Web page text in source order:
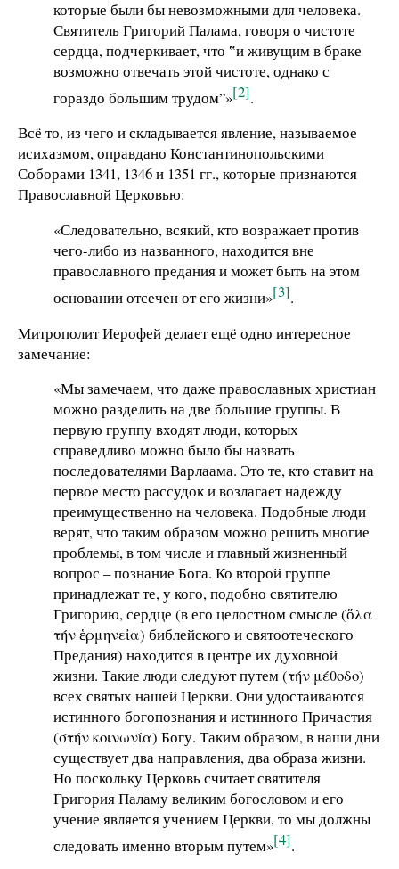
которые были бы невозможными для человека.
Святитель Григорий Палама, говоря о чистоте
сердца, подчеркивает, что ‟и живущим в браке
возможно отвечать этой чистоте, однако с
гораздо большим трудом”»[2].
Всё то, из чего и складывается явление, называемое
исихазмом, оправдано Константинопольскими
Соборами 1341, 1346 и 1351 гг., которые признаются
Православной Церковью:
«Следовательно, всякий, кто возражает против
чего-либо из названного, находится вне
православного предания и может быть на этом
основании отсечен от его жизни»[3].
Митрополит Иерофей делает ещё одно интересное
замечание:
«Мы замечаем, что даже православных христиан
можно разделить на две большие группы. В
первую группу входят люди, которых
справедливо можно было бы назвать
последователями Варлаама. Это те, кто ставит на
первое место рассудок и возлагает надежду
преимущественно на человека. Подобные люди
верят, что таким образом можно решить многие
проблемы, в том числе и главный жизненный
вопрос – познание Бога. Ко второй группе
принадлежат те, у кого, подобно святителю
Григорию, сердце (в его целостном смысле (ὅλα
τήν ἑρμηνεἰα) библейского и святоотеческого
Предания) находится в центре их духовной
жизни. Такие люди следуют путем (τήν μέθοδο)
всех святых нашей Церкви. Они удостаиваются
истинного богопознания и истинного Причастия
(στήν κοινωνία) Богу. Таким образом, в наши дни
существует два направления, два образа жизни.
Но поскольку Церковь считает святителя
Григория Паламу великим богословом и его
учение является учением Церкви, то мы должны
следовать именно вторым путем»[4].